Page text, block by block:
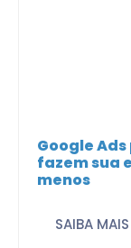
Google
fazem sua
menos
SAIBA